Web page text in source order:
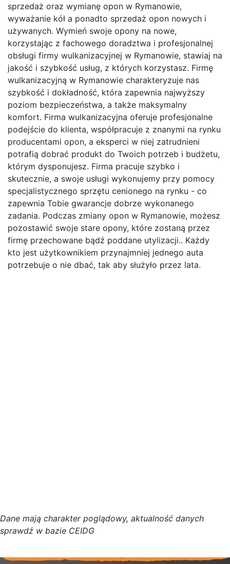
sprzedaż oraz wymianę opon w Rymanowie,
wyważanie kół a ponadto sprzedaż opon nowych i
używanych. Wymień swoje opony na nowe,
korzystając z fachowego doradztwa i profesjonalnej
obsługi firmy wulkanizacyjnej w Rymanowie, stawiaj na
jakość i szybkość usług, z których korzystasz. Firmę
wulkanizacyjną w Rymanowie charakteryzuje nas
szybkość i dokładność, która zapewnia najwyższy
poziom bezpieczeństwa, a także maksymalny
komfort. Firma wulkanizacyjna oferuje profesjonalne
podejście do klienta, współpracuje z znanymi na rynku
producentami opon, a eksperci w niej zatrudnieni
potrafią dobrać produkt do Twoich potrzeb i budżetu,
którym dysponujesz. Firma pracuje szybko i
skutecznie, a swoje usługi wykonujemy przy pomocy
specjalistycznego sprzętu cenionego na rynku - co
zapewnia Tobie gwarancje dobrze wykonanego
zadania. Podczas zmiany opon w Rymanowie, możesz
pozostawić swoje stare opony, które zostaną przez
firmę przechowane bądź poddane utylizacji.. Każdy
kto jest użytkownikiem przynajmniej jednego auta
potrzebuje o nie dbać, tak aby służyło przez lata.
Dane mają charakter poglądowy, aktualność danych
sprawdź w bazie CEIDG